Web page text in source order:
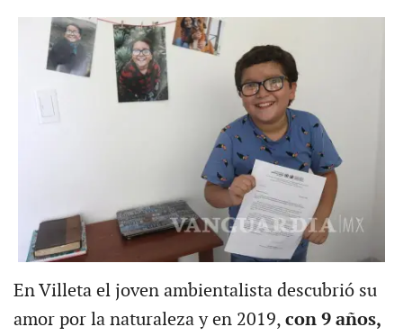
En Villeta el joven ambientalista descubrió su
amor por la naturaleza y en 2019, con 9 años,